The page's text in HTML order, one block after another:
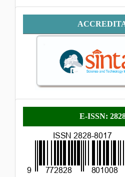
Accreditation
E-
ISSN
E-ISSN: